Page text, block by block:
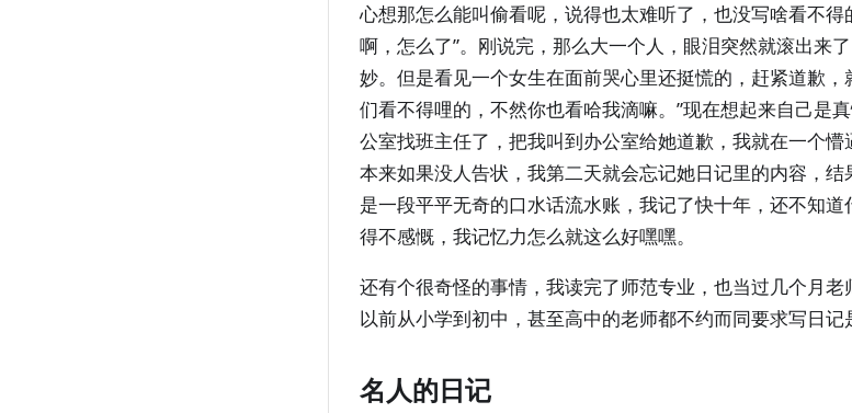
心想那怎么能叫偷看呢，说得也太难听了，也没写啥看不得
啊，怎么了”。刚说完，那么大一个人，眼泪突然就滚出来
妙。但是看见一个女生在面前哭心里还挺慌的，赶紧道歉
们看不得哩的，不然你也看哈我滴嘛。”现在想起来自己是
公室找班主任了，把我叫到办公室给她道歉，我就在一个懵
本来如果没人告状，我第二天就会忘记她日记里的内容，
是一段平平无奇的口水话流水账，我记了快十年，还不知
得不感慨，我记忆力怎么就这么好嘿嘿。
还有个很奇怪的事情，我读完了师范专业，也当过几个月
以前从小学到初中，甚至高中的老师都不约而同要求写日记
名人的日记